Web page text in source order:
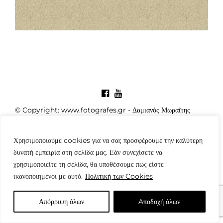
Χρησιμοποιούμε cookies για να σας προσφέρουμε την καλύτερη
δυνατή εμπειρία στη σελίδα μας. Εάν συνεχίσετε να
χρησιμοποιείτε τη σελίδα, θα υποθέσουμε πως είστε
ικανοποιημένοι με αυτό. Πολιτική των Cookies
Απόρριψη όλων Aποδοχή όλων
© Copyright: www.fotografes.gr - Δαμιανός Μωραΐτης